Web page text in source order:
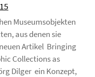
Museumsobjekten
aus denen sie
Artikel Bringing
Collections as
Dilger ein Konzept,